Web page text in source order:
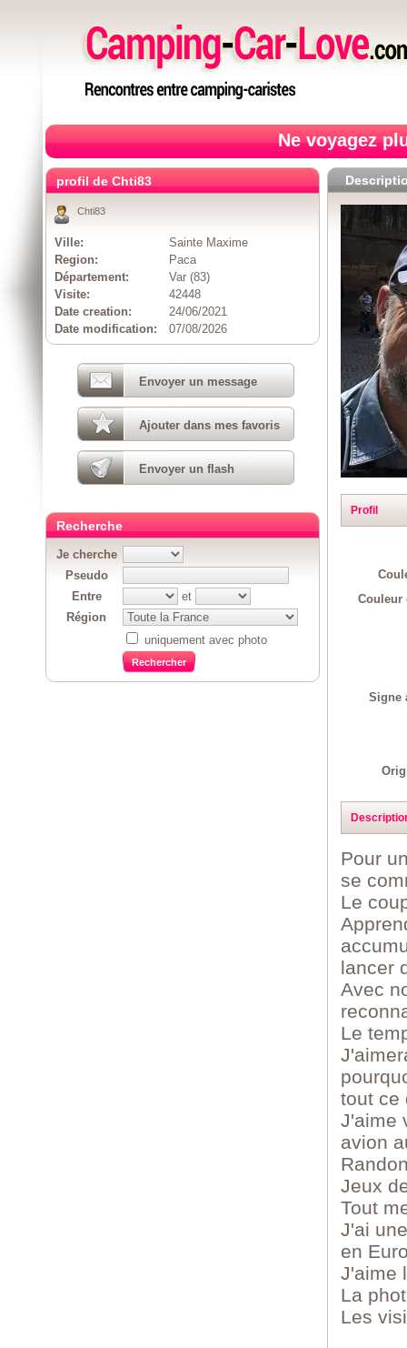
Ne voyagez
Profil
Couleur
Signe
Pour
se
Le
lancer
Avec
Le
tout ce
J'aime
avion
Jeux
Tout
J'ai
en
J'aime
La
Les
profil de Chti83
Chti83
Ville:
Sainte Maxime
Region:
Paca
Département:
Var (83)
Visite:
42448
Date creation:
24/06/2021
Date modification:
07/08/2026
Envoyer un message
Ajouter dans mes favoris
Envoyer un flash
Recherche
Je cherche
Pseudo
Entre
et
Région
uniquement avec photo